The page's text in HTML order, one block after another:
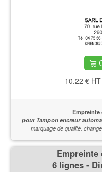
10.22 € HT
pour Tampon encreur
marquage de qualité,
Empreinte
6 lignes -